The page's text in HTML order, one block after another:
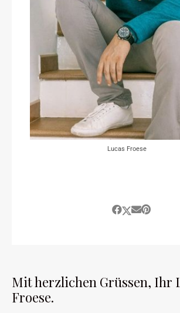
Lucas Froese
Mit herzlichen Grüssen, Ihr
Froese.